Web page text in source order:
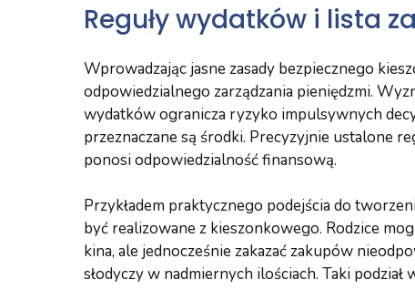
Reguły wydatków i lista
Wprowadzając jasne zasady bezpiecznego
odpowiedzialnego zarządzania pieniędzmi.
wydatków ogranicza ryzyko impulsywnych
przeznaczane są środki. Precyzyjnie ustalone
ponosi odpowiedzialność finansową.
Przykładem praktycznego podejścia do
być realizowane z kieszonkowego. Rodzice
kina, ale jednocześnie zakazać zakupów
słodyczy w nadmiernych ilościach. Taki